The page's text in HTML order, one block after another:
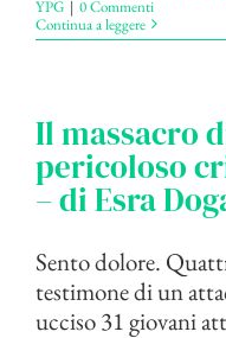
YPG | 0 Commenti
Continua a leggere
Il massacro
pericoloso
– di Esra
Sento dolore.
testimone di un
ucciso 31 giovani